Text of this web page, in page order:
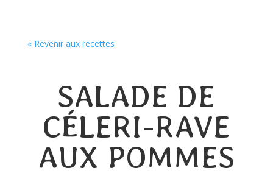
« Revenir aux recettes
SALADE DE
CÉLERI-RAVE
AUX POMMES